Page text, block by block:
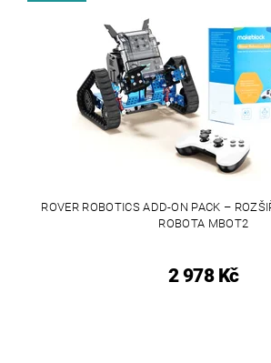
ROVER ROBOTICS ADD-ON PACK –
ROBOTA MBOT2
2 978 Kč